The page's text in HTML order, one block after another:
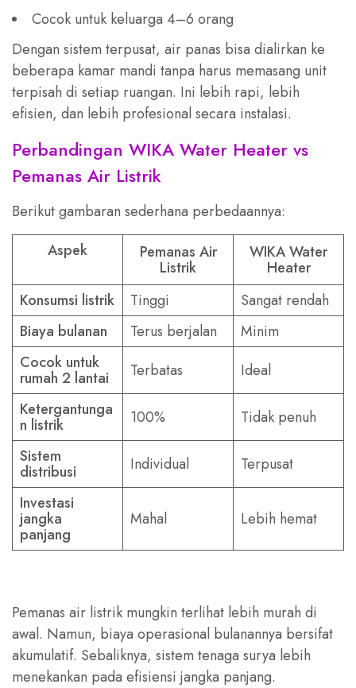
Cocok untuk keluarga 4–6 orang
Dengan sistem terpusat, air panas bisa dialirkan ke
beberapa kamar mandi tanpa harus memasang unit
terpisah di setiap ruangan. Ini lebih rapi, lebih
efisien, dan lebih profesional secara instalasi.
Perbandingan WIKA Water Heater vs
Pemanas Air Listrik
Berikut gambaran sederhana perbedaannya:
Aspek
Pemanas Air
Listrik
WIKA Water
Heater
Konsumsi listrik
Tinggi
Sangat rendah
Biaya bulanan
Terus berjalan
Minim
Cocok untuk
rumah 2 lantai Terbatas
Ideal
Ketergantunga
n listrik 100%
Tidak penuh
Sistem
distribusi Individual
Terpusat
Investasi
jangka
panjang
Mahal Lebih hemat
Pemanas air listrik mungkin terlihat lebih murah di
awal. Namun, biaya operasional bulanannya bersifat
akumulatif. Sebaliknya, sistem tenaga surya lebih
menekankan pada efisiensi jangka panjang.